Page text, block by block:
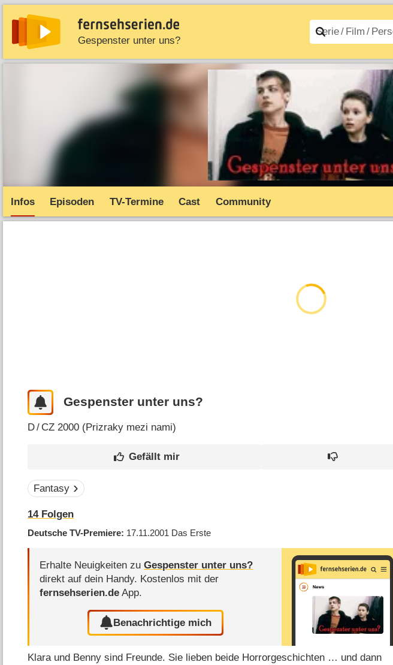
Gespenster unter uns?
News Entdecken Streaming Filme A–Z
Infos Episoden TV-Termine Cast Community
Gespenster unter uns?
D/ CZ 2000 (Prizraky mezi nami)
Fantasy
14Folgen
Deutsche TV-Premiere 17.11.2001 Das Erste
Erhalte Neuigkeiten zuGespenster unter uns?
direkt auf dein Handy. Kostenlos mit der
fernsehserien.de App.
Benachrichtige mich
Klara und Benny sind Freunde. Sie lieben beide Horrorgeschichten … und dann